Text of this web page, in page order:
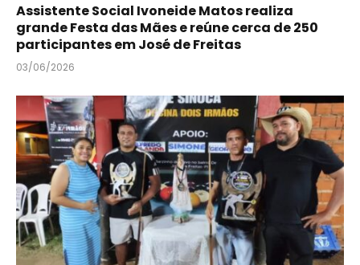
Assistente Social Ivoneide Matos realiza
grande Festa das Mães e reúne cerca de 250
participantes em José de Freitas
03/06/2026